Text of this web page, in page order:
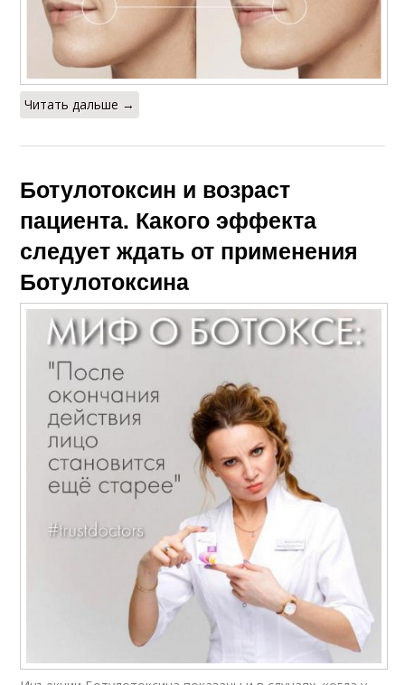
Читать дальше →
Ботулотоксин и возраст
пациента. Какого эффекта
следует ждать от применения
Ботулотоксина